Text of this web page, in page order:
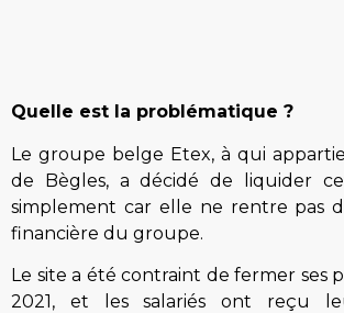
Quelle est la problématique ?
Le groupe belge Etex, à qui
de Bègles, a décidé de liquider
simplement car elle ne rentre pas
financière du groupe.
Le site a été contraint de fermer ses
2021, et les salariés ont reçu